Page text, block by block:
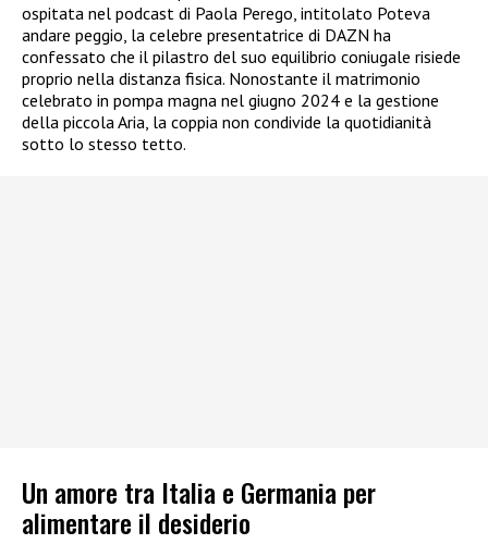
ospitata nel podcast di Paola Perego, intitolato Poteva
andare peggio, la celebre presentatrice di DAZN ha
confessato che il pilastro del suo equilibrio coniugale risiede
proprio nella distanza fisica. Nonostante il matrimonio
celebrato in pompa magna nel giugno 2024 e la gestione
della piccola Aria, la coppia non condivide la quotidianità
sotto lo stesso tetto.
Un amore tra Italia e Germania per
alimentare il desiderio